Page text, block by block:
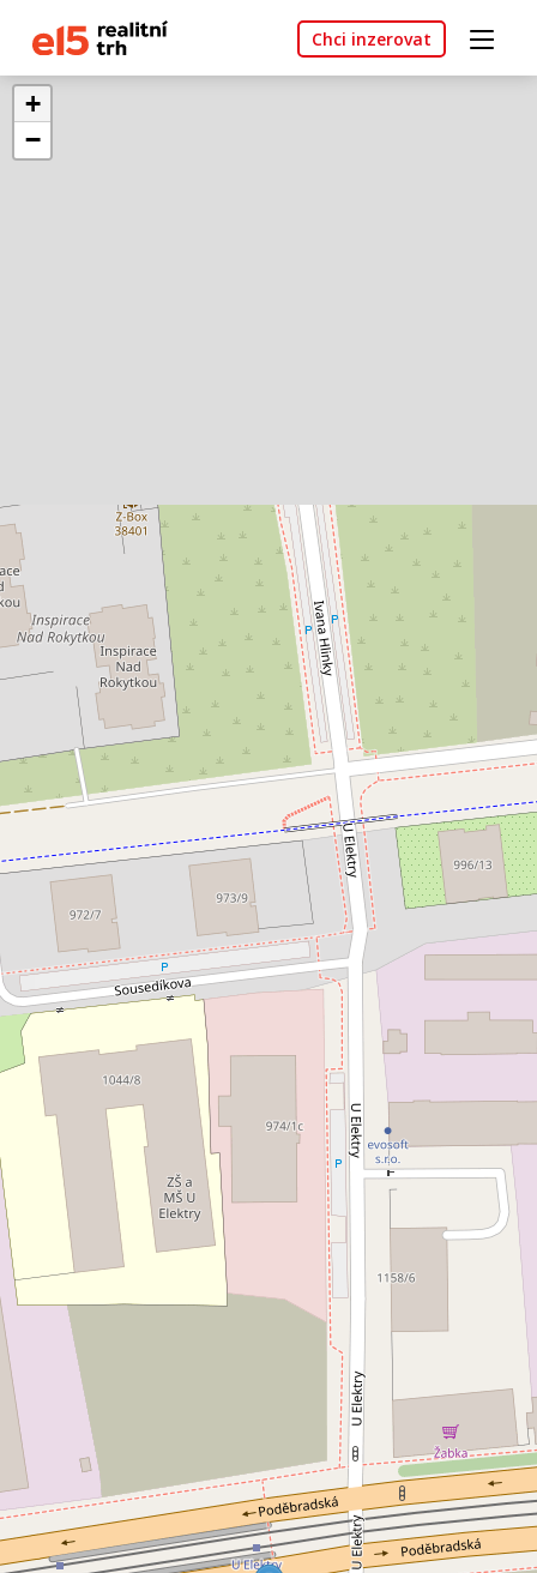
Chci inzerovat
+
−